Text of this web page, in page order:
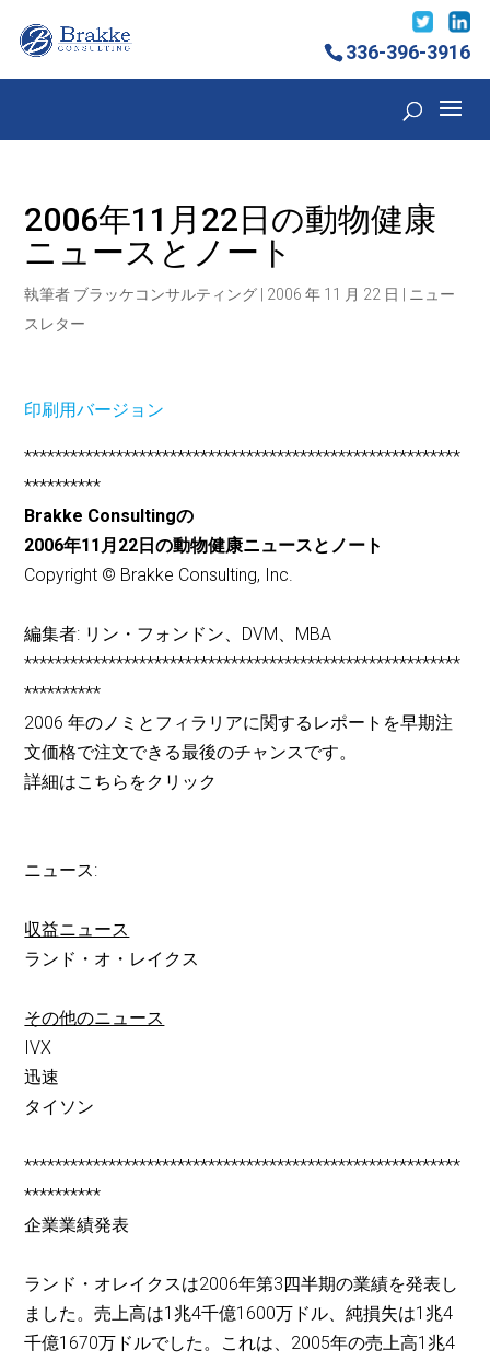
336-396-3916
2006年11月22日の動物健康
ニュースとノート
執筆者 ブラッケコンサルティング 2006 年 11 月 22 日
ニュー
スレター
印刷用バージョン
*********************************************************
**********
Brakke Consultingの
2006年11月22日の動物健康ニュースとノート
Copyright © Brakke Consulting, Inc.
編集者: リン・フォンドン、DVM、MBA
*********************************************************
**********
2006 年のノミとフィラリアに関するレポートを早期注
文価格で注文できる最後のチャンスです。
詳細はこちらをクリック
ニュース:
収益ニュース
ランド・オ・レイクス
その他のニュース
IVX
迅速
タイソン
*********************************************************
**********
企業業績発表
ランド・オレイクスは2006年第3四半期の業績を発表し
ました。売上高は1兆4千億1600万ドル、純損失は1兆4
千億1670万ドルでした。これは、2005年の売上高1兆4